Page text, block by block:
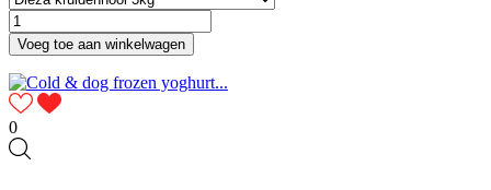
Voeg toe aan winkelwagen
0